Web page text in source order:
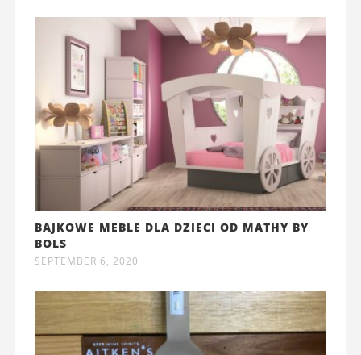
BAJKOWE MEBLE DLA DZIECI OD MATHY BY
BOLS
SEPTEMBER 6, 2020